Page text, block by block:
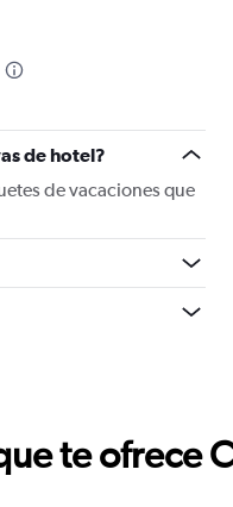
de hotel?
de vacaciones que
te ofrece